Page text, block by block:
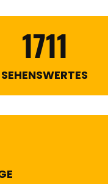
1711
SEHENSWERTES